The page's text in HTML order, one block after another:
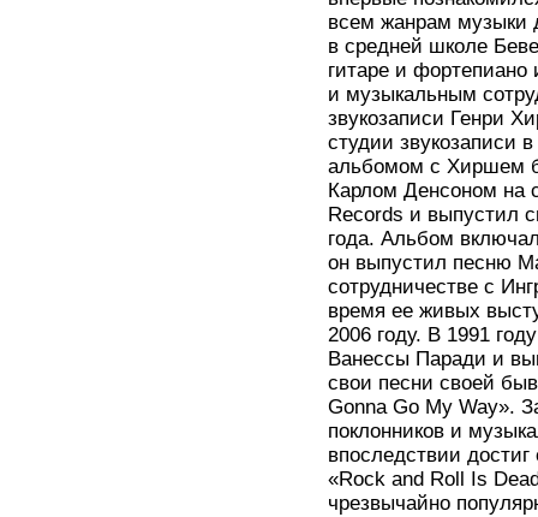
всем жанрам музыки
в средней школе
гитаре и
и музыкальным
звукозаписи Генри
студии
альбомом с Хиршем
Карлом Денсоном на
Records и выпустил
года. Альбом
он выпустил песню
сотрудничестве с
время ее живых
2006 году. В 1991
Ванессы Паради и
свои песни своей
Gonna Go My Way».
поклонников и
впоследствии
«Rock and Roll Is
чрезвычайно